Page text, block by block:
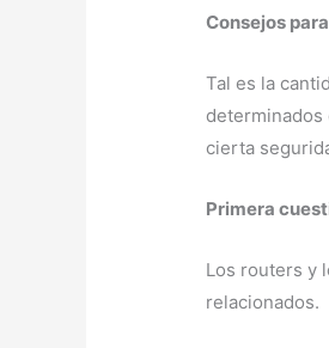
Consejos
Tal es la
determinados
cierta
Primera
Los routers y
relacionados.